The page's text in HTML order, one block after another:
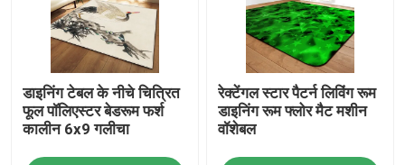
डाइनिंग टेबल के नीचे चित्रित
फूल पॉलिएस्टर बेडरूम फर्श
कालीन 6x9 गलीचा
रेक्टेंगल स्टार पैटर्न लिविंग रूम
डाइनिंग रूम फ्लोर मैट मशीन
वॉशेबल